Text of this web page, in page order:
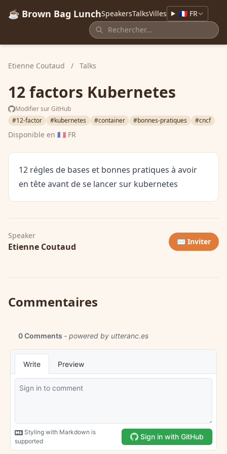
☕ Brown Bag LunchSpeakersTalksVilles 🇫🇷 FR
Etienne Coutaud / Talks
12 factors Kubernetes
Modifier sur GitHub
#12-factor
#kubernetes #container #bonnes-pratiques #cncf
Disponible en 🇫🇷 FR
12 régles de bases et bonnes pratiques à avoir
en tête avant de se lancer sur kubernetes
Speaker
Etienne Coutaud ✉️ Inviter
Commentaires